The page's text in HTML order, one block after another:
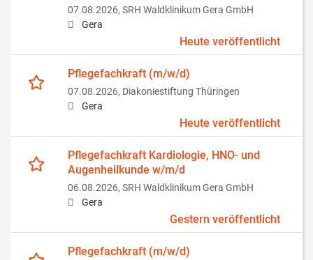
07.08.2026, SRH Waldklinikum Gera GmbH
Gera
Heute veröffentlicht
Pflegefachkraft (m/w/d)
07.08.2026, Diakoniestiftung Thüringen
Gera
Heute veröffentlicht
Pflegefachkraft Kardiologie, HNO- und
Augenheilkunde w/m/d
06.08.2026, SRH Waldklinikum Gera GmbH
Gera
Gestern veröffentlicht
Pflegefachkraft (m/w/d)